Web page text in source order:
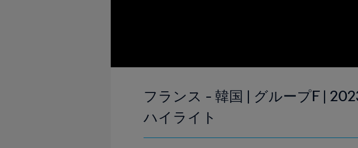
フランス - 韓国 | グループF |
ハイライト